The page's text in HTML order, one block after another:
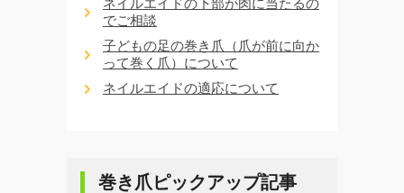
でご相談
子どもの足の巻き爪（爪が前に向か
って巻く爪）について
ネイルエイドの適応について
巻き爪ピックアップ記事